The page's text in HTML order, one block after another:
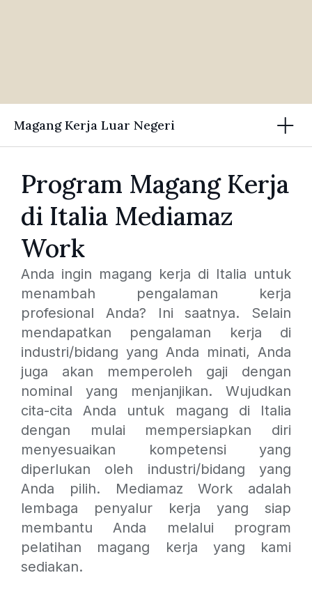
Magang Kerja Luar Negeri
Program Magang Kerja
di Italia Mediamaz
Work
Anda ingin magang kerja di Italia untuk
menambah pengalaman kerja
profesional Anda? Ini saatnya. Selain
mendapatkan pengalaman kerja di
industri/bidang yang Anda minati, Anda
juga akan memperoleh gaji dengan
nominal yang menjanjikan. Wujudkan
cita-cita Anda untuk magang di Italia
dengan mulai mempersiapkan diri
menyesuaikan kompetensi yang
diperlukan oleh industri/bidang yang
Anda pilih. Mediamaz Work adalah
lembaga penyalur kerja yang siap
membantu Anda melalui program
pelatihan magang kerja yang kami
sediakan.